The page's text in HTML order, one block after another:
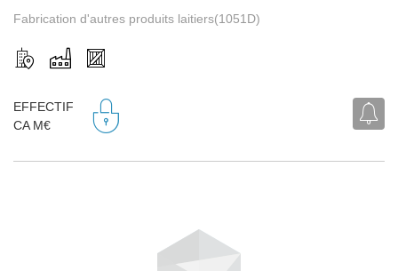
Fabrication d'autres produits laitiers(1051D)
EFFECTIF
CA M€